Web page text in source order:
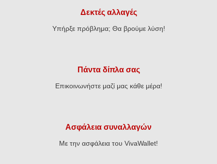
Δεκτές αλλαγές
Υπήρξε πρόβλημα; Θα βρούμε λύση!
Πάντα δίπλα σας
Επικοινωνήστε μαζί μας κάθε μέρα!
Ασφάλεια συναλλαγών
Με την ασφάλεια του VivaWallet!